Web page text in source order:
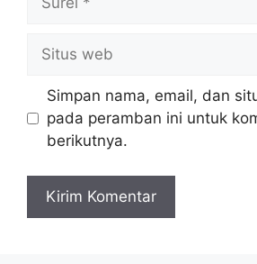
Situs
web
Simpan nama, email, dan
pada peramban ini untuk
berikutnya.